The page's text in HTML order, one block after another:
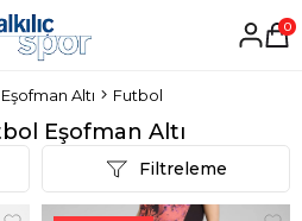
0
Eşofman Altı Futbol
Eşofman Altı
Filtreleme